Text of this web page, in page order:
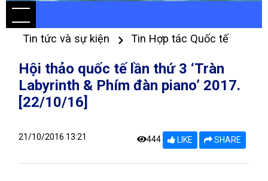
Tin tức và sự kiện Tin Hợp tác Quốc tế
Hội thảo quốc tế lần thứ 3 ‘Tràn
Labyrinth & Phím đàn piano’ 2017.
[22/10/16]
21/10/2016 13:21 444 LIKE SHARE